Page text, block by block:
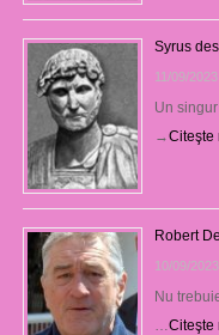
Syrus
11/09/2023
Un
→Citeşte
Robert
10/09/2023
Nu
Citeşte